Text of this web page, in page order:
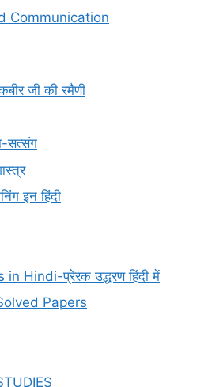
Communication
जी की रमैणी
सत्संग
इन हिंदी
Hindi-प्रेरक उद्धरण हिंदी में
Papers